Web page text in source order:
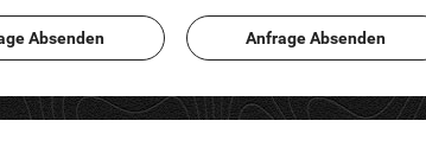
Absenden Anfrage Absenden